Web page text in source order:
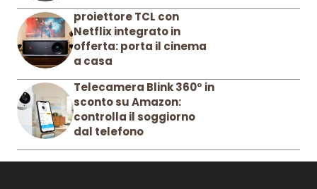
proiettore TCL con
Netflix integrato in
offerta: porta il cinema
a casa
Telecamera Blink 360° in
sconto su Amazon:
controlla il soggiorno
dal telefono